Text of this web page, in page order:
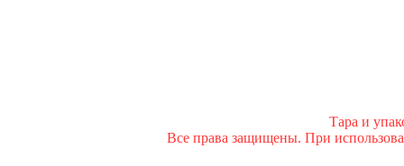
Тара и
Все права защищены. При